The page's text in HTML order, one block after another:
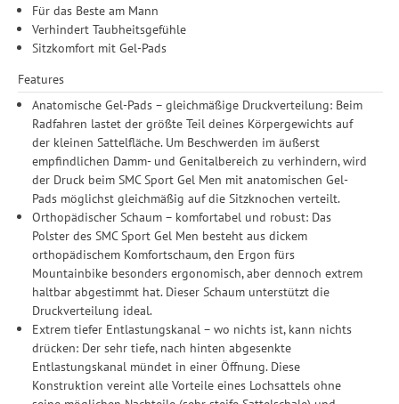
Für das Beste am Mann
Verhindert Taubheitsgefühle
Sitzkomfort mit Gel-Pads
Features
Anatomische Gel-Pads – gleichmäßige Druckverteilung: Beim
Radfahren lastet der größte Teil deines Körpergewichts auf
der kleinen Sattelfläche. Um Beschwerden im äußerst
empfindlichen Damm- und Genitalbereich zu verhindern, wird
der Druck beim SMC Sport Gel Men mit anatomischen Gel-
Pads möglichst gleichmäßig auf die Sitzknochen verteilt.
Orthopädischer Schaum – komfortabel und robust: Das
Polster des SMC Sport Gel Men besteht aus dickem
orthopädischem Komfortschaum, den Ergon fürs
Mountainbike besonders ergonomisch, aber dennoch extrem
haltbar abgestimmt hat. Dieser Schaum unterstützt die
Druckverteilung ideal.
Extrem tiefer Entlastungskanal – wo nichts ist, kann nichts
drücken: Der sehr tiefe, nach hinten abgesenkte
Entlastungskanal mündet in einer Öffnung. Diese
Konstruktion vereint alle Vorteile eines Lochsattels ohne